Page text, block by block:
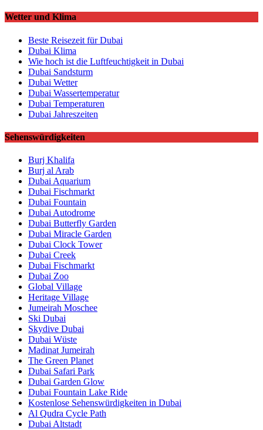
Wetter und Klima
Beste Reisezeit für Dubai
Dubai Klima
Wie hoch ist die Luftfeuchtigkeit in Dubai
Dubai Sandsturm
Dubai Wetter
Dubai Wassertemperatur
Dubai Temperaturen
Dubai Jahreszeiten
Sehenswürdigkeiten
Burj Khalifa
Burj al Arab
Dubai Aquarium
Dubai Fischmarkt
Dubai Fountain
Dubai Autodrome
Dubai Butterfly Garden
Dubai Miracle Garden
Dubai Clock Tower
Dubai Creek
Dubai Fischmarkt
Dubai Zoo
Global Village
Heritage Village
Jumeirah Moschee
Ski Dubai
Skydive Dubai
Dubai Wüste
Madinat Jumeirah
The Green Planet
Dubai Safari Park
Dubai Garden Glow
Dubai Fountain Lake Ride
Kostenlose Sehenswürdigkeiten in Dubai
Al Qudra Cycle Path
Dubai Altstadt